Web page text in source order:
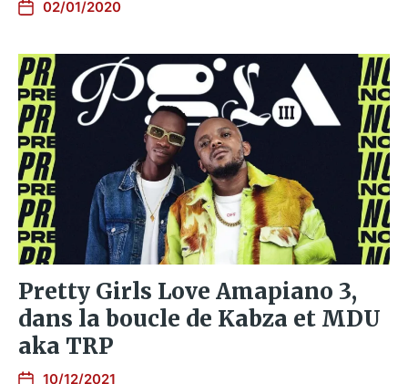
02/01/2020
Pretty Girls Love Amapiano 3,
dans la boucle de Kabza et MDU
aka TRP
10/12/2021